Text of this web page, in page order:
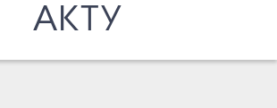
АКТУ